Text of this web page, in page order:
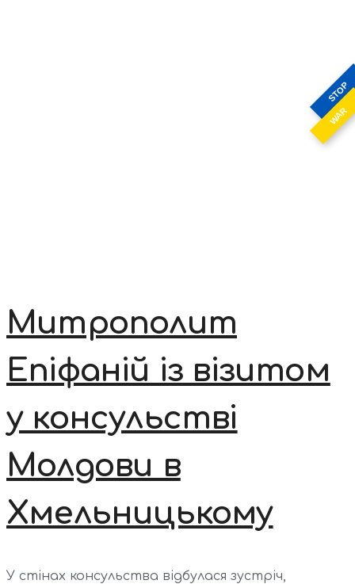
STOP
WAR
Митрополит
Епіфаній із візитом
у консульстві
Молдови в
Хмельницькому
У стінах консульства відбулася зустріч,